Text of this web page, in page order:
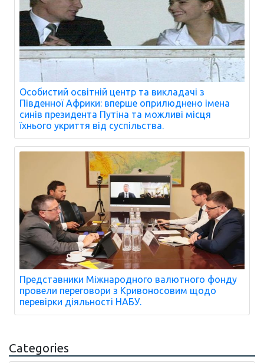
Особистий освітній центр та викладачі з
Південної Африки: вперше оприлюднено імена
синів президента Путіна та можливі місця
їхнього укриття від суспільства.
Представники Міжнародного валютного фонду
провели переговори з Кривоносовим щодо
перевірки діяльності НАБУ.
Categories